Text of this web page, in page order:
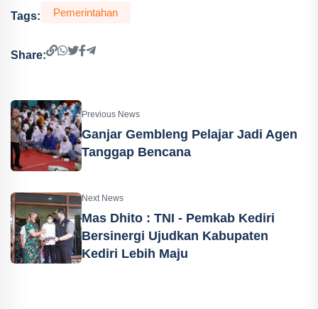
Tags: Pemerintahan
Share:
Previous News
Ganjar Gembleng Pelajar Jadi Agen
Tanggap Bencana
Next News
Mas Dhito : TNI - Pemkab Kediri
Bersinergi Ujudkan Kabupaten
Kediri Lebih Maju